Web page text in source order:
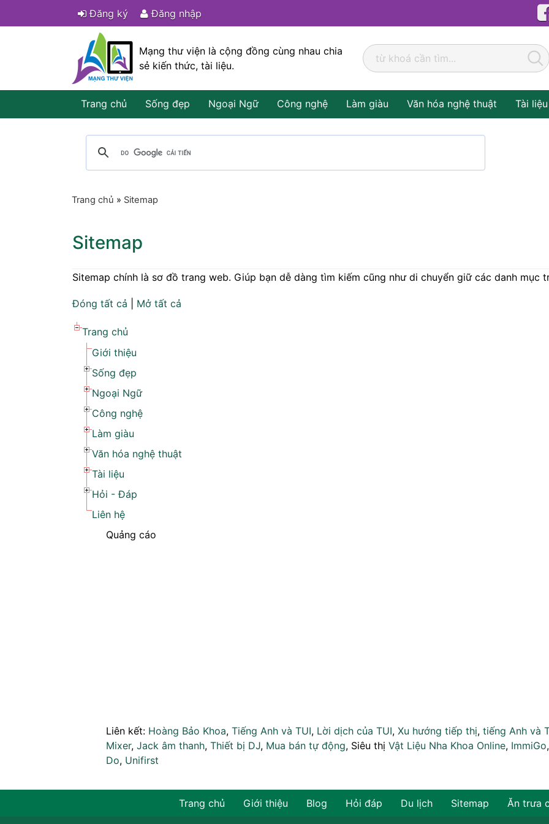
Đăng ký Đăng nhập
Mạng thư viện là cộng đồng cùng nhau chia
sẻ kiến thức, tài liệu.
Trang chủ Sống đẹp Ngoại Ngữ Công nghệ Làm giàu Văn hóa nghệ thuật Tài liệu
Trang chủ » Sitemap
Sitemap
Sitemap chính là sơ đồ trang web. Giúp bạn dễ dàng tìm kiếm cũng như di chuyển giữ các danh mục
Đóng tất cả Mở tất cả
Trang chủ
Giới thiệu
Sống đẹp
Ngoại Ngữ
Công nghệ
Làm giàu
Văn hóa nghệ thuật
Tài liệu
Hỏi - Đáp
Liên hệ
Quảng cáo
Liên kết: Hoàng Bảo Khoa, Tiếng Anh và TUI, Lời dịch của TUI, Xu hướng tiếp thị, tiếng Anh và
Mixer, Jack âm thanh, Thiết bị DJ, Mua bán tự động, Siêu thị Vật Liệu Nha Khoa Online, ImmiGo,
Do, Unifirst
Trang chủ Giới thiệu Blog Hỏi đáp Du lịch Sitemap Ăn trưa